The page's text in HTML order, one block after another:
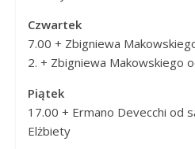
Czwartek
7.00 + Zbigniewa
2. + Zbigniewa Makowskiego
Piątek
17.00 + Ermano Devecchi od
Elżbiety